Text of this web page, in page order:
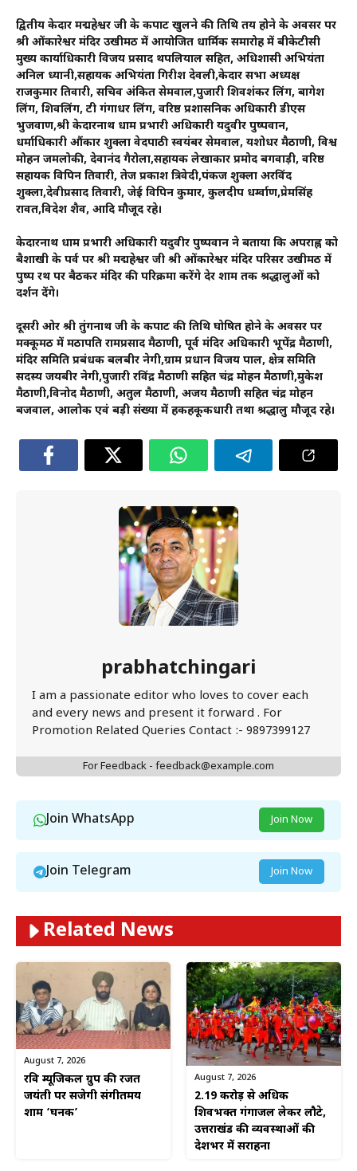
द्वितीय केदार मद्महेश्वर जी के कपाट खुलने की तिथि तय होने के अवसर पर
श्री ओंकारेश्वर मंदिर उखीमठ में आयोजित धार्मिक समारोह में बीकेटीसी
मुख्य कार्याधिकारी विजय प्रसाद थपलियाल सहित, अधिशासी अभियंता
अनिल ध्यानी,सहायक अभियंता गिरीश देवली,केदार सभा अध्यक्ष
राजकुमार तिवारी, सचिव अंकित सेमवाल,पुजारी शिवशंकर लिंग, बागेश‌
लिंग, शिवलिंग, टी गंगाधर लिंग, वरिष्ठ प्रशासनिक अधिकारी डीएस
भुजवाण,श्री केदारनाथ धाम प्रभारी अधिकारी यदुवीर पुष्पवान,
धर्माधिकारी औंकार शुक्ला वेदपाठी स्वयंबर सेमवाल, यशोधर मैठाणी, विश्व
मोहन जमलोकी, देवानंद गैरोला,सहायक लेखाकार प्रमोद बगवाड़ी, वरिष्ठ
सहायक विपिन तिवारी, तेज प्रकाश त्रिवेदी,पंकज शुक्ला अरविंद
शुक्ला,देवीप्रसाद तिवारी, जेई विपिन कुमार, कुलदीप धर्म्वाण,प्रेमसिंह
रावत,विदेश शैव, आदि मौजूद रहे।
केदारनाथ धाम प्रभारी अधिकारी यदुवीर पुष्पवान ने बताया कि अपराह्न को
बैशाखी के पर्व पर श्री मद्महेश्वर जी श्री ओंकारेश्वर मंदिर परिसर उखीमठ में
पुष्प रथ पर बैठकर मंदिर की परिक्रमा करेंगे देर शाम तक श्रद्धालुओं को
दर्शन देंगे।
दूसरी ओर श्री तुंगनाथ जी के कपाट की तिथि घोषित होने के अवसर पर
मक्कूमठ में मठापति रामप्रसाद मैठाणी, पूर्व मंदिर अधिकारी भूपेंद्र मैठाणी,
मंदिर समिति प्रबंधक बलबीर नेगी,ग्राम प्रधान विजय पाल, क्षेत्र समिति
सदस्य जयबीर नेगी,पुजारी रविंद्र मैठाणी सहित चंद्र मोहन मैठाणी,मुकेश
मैठाणी,विनोद मैठाणी, अतुल मैठाणी, अजय मैठाणी सहित चंद्र मोहन
बजवाल, आलोक एवं बड़ी संख्या में हकहकूकधारी तथा श्रद्धालु मौजूद रहे।
prabhatchingari
I am a passionate editor who loves to cover each
and every news and present it forward . For
Promotion Related Queries Contact :- 9897399127
For Feedback - feedback@example.com
Join WhatsApp Join Now
Join Telegram Join Now
Related News
August 7, 2026
रवि म्यूजिकल ग्रुप की रजत
जयंती पर सजेगी संगीतमय
शाम ‘घनक’
August 7, 2026
2.19 करोड़ से अधिक
शिवभक्त गंगाजल लेकर लौटे,
उत्तराखंड की व्यवस्थाओं की
देशभर में सराहना